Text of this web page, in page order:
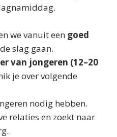
we vanuit een goed
slag gaan.
van jongeren (12–20
je over volgende
nodig hebben.
relaties en zoekt naar